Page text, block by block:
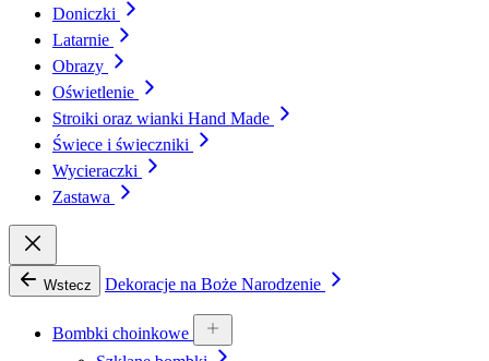
Doniczki
Latarnie
Obrazy
Oświetlenie
Stroiki oraz wianki Hand Made
Świece i świeczniki
Wycieraczki
Zastawa
Wstecz Dekoracje na Boże Narodzenie
Bombki choinkowe